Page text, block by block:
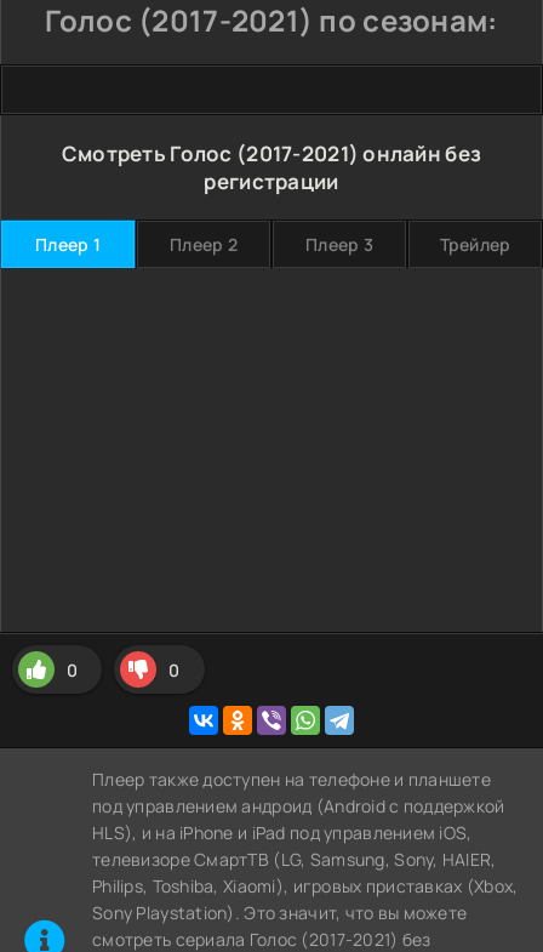
Голос (2017-2021) по сезонам:
Смотреть Голос (2017-2021) онлайн без
регистрации
Плеер 1 Плеер 2 Плеер 3 Трейлер
0 0
Плеер также доступен на телефоне и планшете
под управлением андроид (Android с поддержкой
HLS), и на iPhone и iPad под управлением iOS,
телевизоре СмартТВ (LG, Samsung, Sony, HAIER,
Philips, Toshiba, Xiaomi), игровых приставках (Xbox,
Sony Playstation). Это значит, что вы можете
cмотреть сериала Голос (2017-2021) без